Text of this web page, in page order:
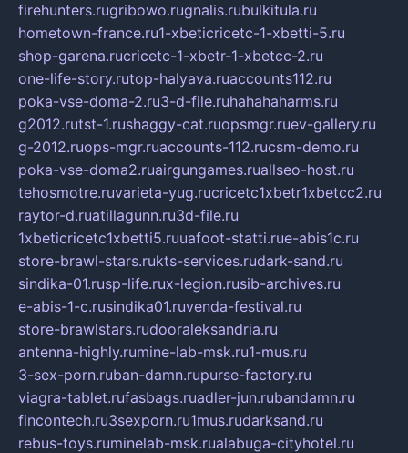
firehunters.rugribowo.rugnalis.rubulkitula.ru
hometown-france.ru1-xbeticricetc-1-xbetti-5.ru
shop-garena.rucricetc-1-xbetr-1-xbetcc-2.ru
one-life-story.rutop-halyava.ruaccounts112.ru
poka-vse-doma-2.ru3-d-file.ruhahahaharms.ru
g2012.rutst-1.rushaggy-cat.ruopsmgr.ruev-gallery.ru
g-2012.ruops-mgr.ruaccounts-112.rucsm-demo.ru
poka-vse-doma2.ruairgungames.ruallseo-host.ru
tehosmotre.ruvarieta-yug.rucricetc1xbetr1xbetcc2.ru
raytor-d.ruatillagunn.ru3d-file.ru
1xbeticricetc1xbetti5.ruuafoot-statti.rue-abis1c.ru
store-brawl-stars.rukts-services.rudark-sand.ru
sindika-01.rusp-life.rux-legion.rusib-archives.ru
e-abis-1-c.rusindika01.ruvenda-festival.ru
store-brawlstars.rudooraleksandria.ru
antenna-highly.rumine-lab-msk.ru1-mus.ru
3-sex-porn.ruban-damn.rupurse-factory.ru
viagra-tablet.rufasbags.ruadler-jun.rubandamn.ru
fincontech.ru3sexporn.ru1mus.rudarksand.ru
rebus-toys.ruminelab-msk.rualabuga-cityhotel.ru